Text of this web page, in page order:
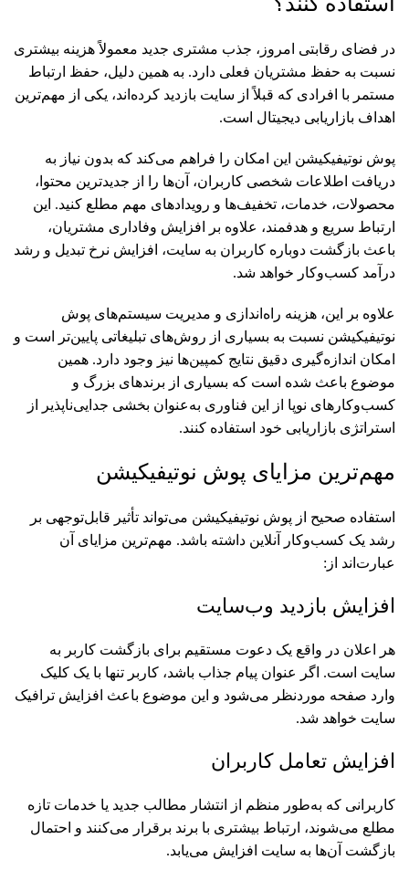
در فضای رقابتی امروز، جذب مشتری جدید معمولاً هزینه بیشتری
نسبت به حفظ مشتریان فعلی دارد. به همین دلیل، حفظ ارتباط
مستمر با افرادی که قبلاً از سایت بازدید کرده‌اند، یکی از مهم‌ترین
اهداف بازاریابی دیجیتال است.
پوش نوتیفیکیشن این امکان را فراهم می‌کند که بدون نیاز به
دریافت اطلاعات شخصی کاربران، آن‌ها را از جدیدترین محتوا،
محصولات، خدمات، تخفیف‌ها و رویدادهای مهم مطلع کنید. این
ارتباط سریع و هدفمند، علاوه بر افزایش وفاداری مشتریان،
باعث بازگشت دوباره کاربران به سایت، افزایش نرخ تبدیل و رشد
درآمد کسب‌وکار خواهد شد.
علاوه بر این، هزینه راه‌اندازی و مدیریت سیستم‌های پوش
نوتیفیکیشن نسبت به بسیاری از روش‌های تبلیغاتی پایین‌تر است و
امکان اندازه‌گیری دقیق نتایج کمپین‌ها نیز وجود دارد. همین
موضوع باعث شده است که بسیاری از برندهای بزرگ و
کسب‌وکارهای نوپا از این فناوری به‌عنوان بخشی جدایی‌ناپذیر از
استراتژی بازاریابی خود استفاده کنند.
مهم‌ترین مزایای پوش نوتیفیکیشن
استفاده صحیح از پوش نوتیفیکیشن می‌تواند تأثیر قابل‌توجهی بر
رشد یک کسب‌وکار آنلاین داشته باشد. مهم‌ترین مزایای آن
عبارت‌اند از:
افزایش بازدید وب‌سایت
هر اعلان در واقع یک دعوت مستقیم برای بازگشت کاربر به
سایت است. اگر عنوان پیام جذاب باشد، کاربر تنها با یک کلیک
وارد صفحه موردنظر می‌شود و این موضوع باعث افزایش ترافیک
سایت خواهد شد.
افزایش تعامل کاربران
کاربرانی که به‌طور منظم از انتشار مطالب جدید یا خدمات تازه
مطلع می‌شوند، ارتباط بیشتری با برند برقرار می‌کنند و احتمال
بازگشت آن‌ها به سایت افزایش می‌یابد.